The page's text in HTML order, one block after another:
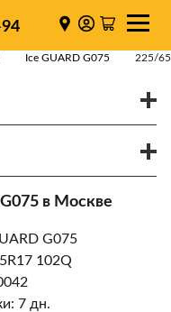
Ice GUARD G075 225/
в Москве
G075
102Q
7 дн.